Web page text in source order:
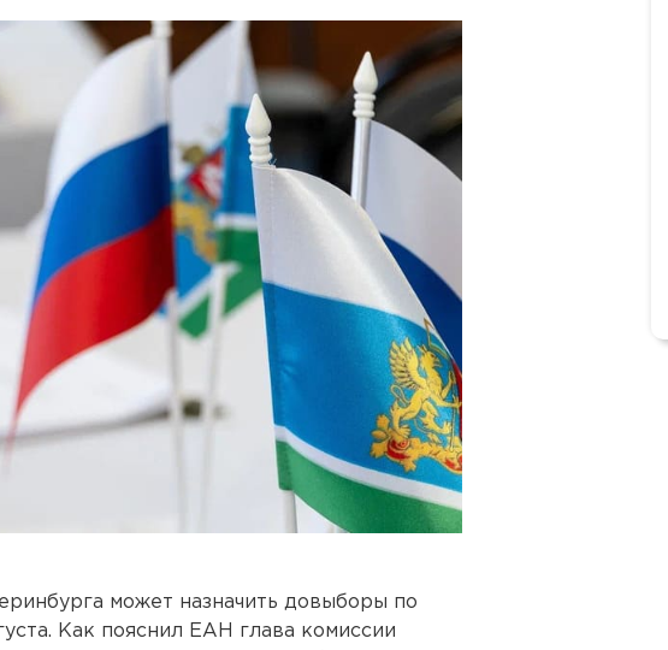
может назначить довыборы по
Как пояснил ЕАН глава комиссии